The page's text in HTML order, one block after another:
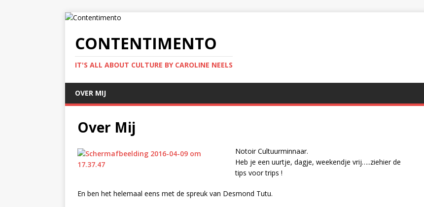
CONTENTIMENTO
IT'S ALL ABOUT CULTURE BY CAROLINE NEELS
OVER MIJ
Over Mij
Notoir Cultuurminnaar.
Heb je een uurtje, dagje, weekendje vrij…..ziehier de
tips voor trips !
En ben het helemaal eens met de spreuk van Desmond Tutu.